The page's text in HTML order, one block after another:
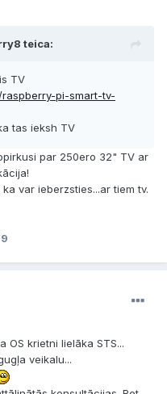
teica:
TV
pi-smart-tv-
tas ieksh TV
par 250ero 32" TV ar
var ieberzsties...ar tiem tv.
OS krietni lielāka STS...
veikalu...